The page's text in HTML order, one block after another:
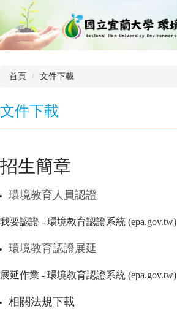
主
容
首頁 文件下載
文件下載
招生簡章
環境教育人員認證
我要認證 - 環境教育認證系統 (epa.gov.tw)
環境教育認證展延
展延作業 - 環境教育認證系統 (epa.gov.tw)
相關法規下載